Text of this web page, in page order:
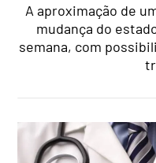
A aproximação de
mudança do
semana, com